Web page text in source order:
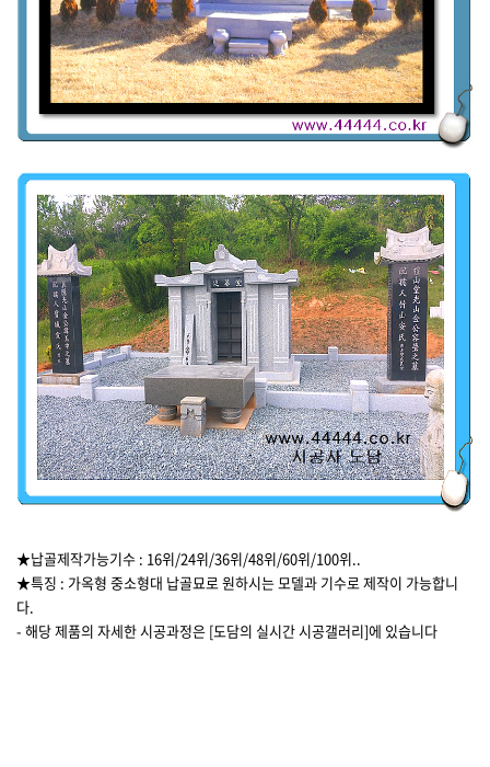
★납골제작가능기수 : 16위/24위/36위/48위/60위/100위..
★특징 : 가옥형 중소형대 납골묘로 원하시는 모델과 기수로 제작이 가능합니
다.
- 해당 제품의 자세한 시공과정은 [도담의 실시간 시공갤러리]에 있습니다